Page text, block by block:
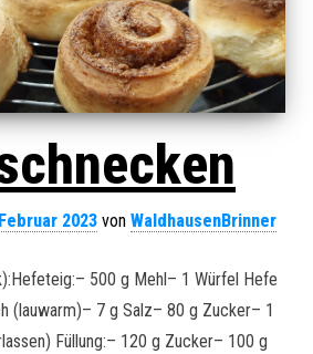
2023von WaldhausenBrinner
500 g Mehl– 1 Würfel Hefe
(lauwarm)– 7 g Salz– 80 g Zucker– 1
Füllung:– 120 g Zucker– 100 g